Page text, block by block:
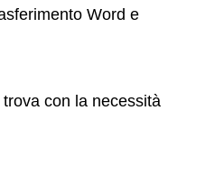
Word e
con la necessità